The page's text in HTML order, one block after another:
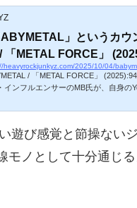
」というカ
「METAL FORCE」
heavyrockjunkyz.com/2025/10/04/
/ 「METAL FORCE」
インフルエンサーのMB氏が、自身の
あそう言わずに聞いてくれ。（有料
シオオツキ」がLVMHプライズ2025
）今回のこの受賞は、本場ヨーロッ
遊び感覚と節操ない
モノとして十分通じ